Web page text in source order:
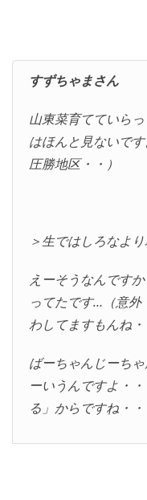
すずちゃまさん
山東菜育てていら
はほんと見ないで
圧勝地区・・）
＞生ではしろなよ
えーそうなんです
ってたです…（意外
わしてますもんね・
ばーちゃんじーち
ーいうんですよ・
る」からですね・・